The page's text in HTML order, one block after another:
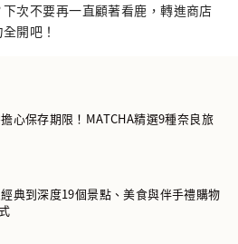
次不要再一直顧著看鹿，轉進商店
開吧！
擔心保存期限！MATCHA精選9種奈良旅
經典到深度19個景點、美食與伴手禮購物